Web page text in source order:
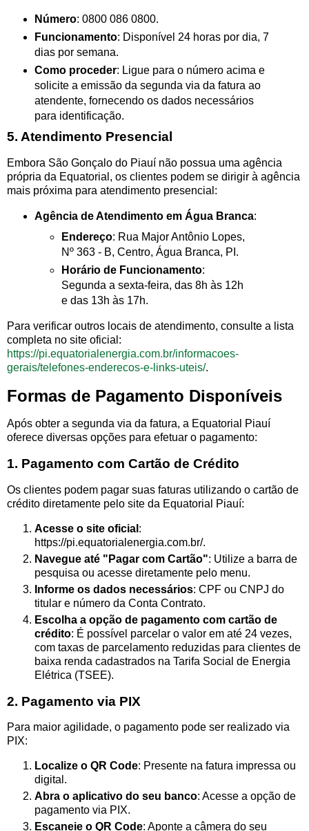
Número: 0800 086 0800.
Funcionamento: Disponível 24 horas por dia, 7
dias por semana.
Como proceder: Ligue para o número acima e
solicite a emissão da segunda via da fatura ao
atendente, fornecendo os dados necessários
para identificação.
5. Atendimento Presencial
Embora São Gonçalo do Piauí não possua uma agência
própria da Equatorial, os clientes podem se dirigir à agência
mais próxima para atendimento presencial:
Agência de Atendimento em Água Branca:
Endereço: Rua Major Antônio Lopes,
Nº 363 - B, Centro, Água Branca, PI.
Horário de Funcionamento:
Segunda a sexta-feira, das 8h às 12h
e das 13h às 17h.
Para verificar outros locais de atendimento, consulte a lista
completa no site oficial:
https://pi.equatorialenergia.com.br/informacoes-
gerais/telefones-enderecos-e-links-uteis/.
Formas de Pagamento Disponíveis
Após obter a segunda via da fatura, a Equatorial Piauí
oferece diversas opções para efetuar o pagamento:
1. Pagamento com Cartão de Crédito
Os clientes podem pagar suas faturas utilizando o cartão de
crédito diretamente pelo site da Equatorial Piauí:
Acesse o site oficial :
https://pi.equatorialenergia.com.br/.
Navegue até "Pagar com Cartão": Utilize a barra de
pesquisa ou acesse diretamente pelo menu.
Informe os dados necessários: CPF ou CNPJ do
titular e número da Conta Contrato.
Escolha a opção de pagamento com cartão de
crédito: É possível parcelar o valor em até 24 vezes,
com taxas de parcelamento reduzidas para clientes de
baixa renda cadastrados na Tarifa Social de Energia
Elétrica (TSEE).
2. Pagamento via PIX
Para maior agilidade, o pagamento pode ser realizado via
PIX:
Localize o QR Code: Presente na fatura impressa ou
digital.
Abra o aplicativo do seu banco: Acesse a opção de
pagamento via PIX.
Escaneie o QR Code: Aponte a câmera do seu